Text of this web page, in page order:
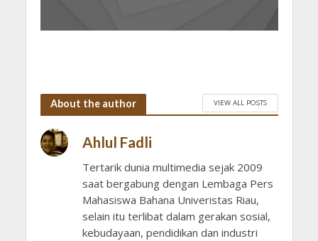
About the author VIEW ALL POSTS
Ahlul Fadli
Tertarik dunia multimedia sejak 2009
saat bergabung dengan Lembaga Pers
Mahasiswa Bahana Univeristas Riau,
selain itu terlibat dalam gerakan sosial,
kebudayaan, pendidikan dan industri